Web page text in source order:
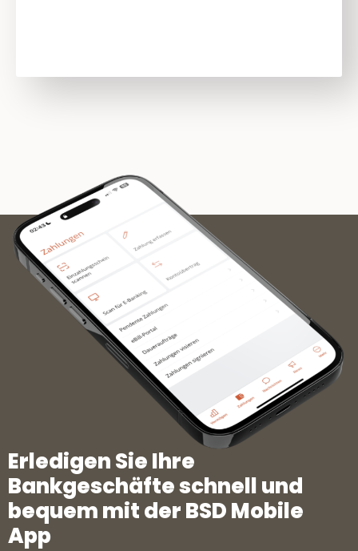
Erledigen Sie Ihre
Bankgeschäfte schnell und
bequem mit der BSD Mobile
App